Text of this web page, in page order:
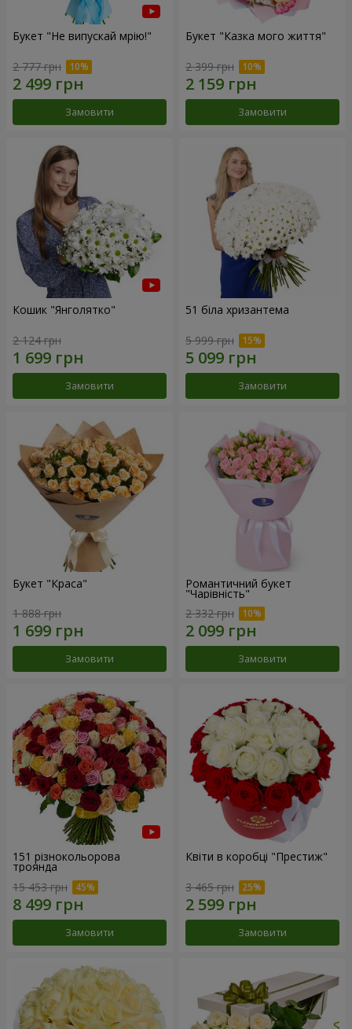
Букет "Не випускай мрію!"
2 777 грн
Замовити
Букет "Казка мого життя"
2 399 грн
Замовити
Кошик "Янголятко"
2 124 грн
Замовити
51 біла хризантема
5 999 грн
Замовити
Букет "Краса"
1 888 грн
Замовити
Романтичний букет
"Чарівність"
2 332 грн
Замовити
151 різнокольорова
троянда
15 453 грн
Замовити
Квіти в коробці "Престиж"
3 465 грн
Замовити